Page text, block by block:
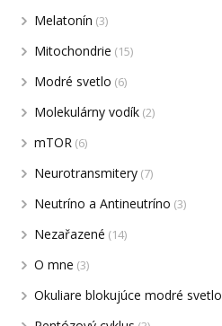
Melatonín (3)
Mitochondrie (15)
Modré svetlo (6)
Molekulárny vodík (2)
mTOR (6)
Neurotransmitery (7)
Neutríno a Antineutríno (3)
Nezařazené (14)
O mne (3)
Okuliare blokujúce modré svetlo